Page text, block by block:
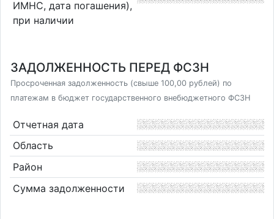
ИМНС, дата погашения),
при наличии
ЗАДОЛЖЕННОСТЬ ПЕРЕД ФСЗН
Просроченная задолженность (свыше 100,00 рублей) по
платежам в бюджет государственного внебюджетного ФСЗН
Отчетная дата
Область
Район
Сумма задолженности